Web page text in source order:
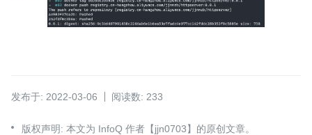
发布于: 2022-03-06 阅读数: 233
版权声明: 本文为 InfoQ 作者【jjn0703】的原创文章。